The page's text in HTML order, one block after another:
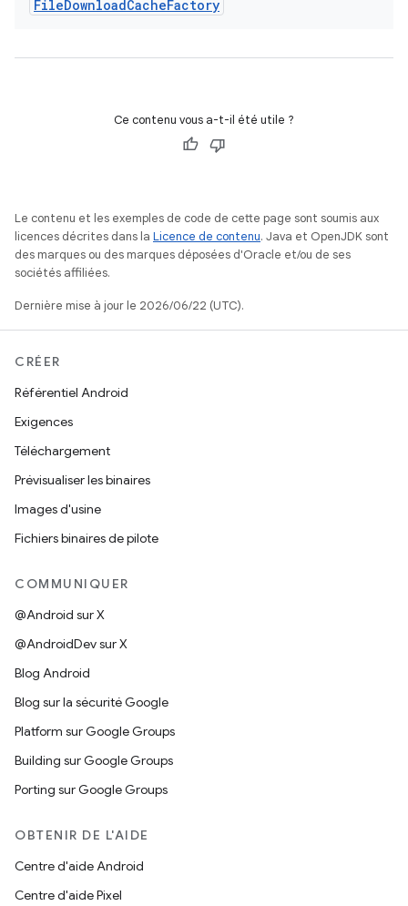
FileDownloadCacheFactory
Ce contenu vous a-t-il été utile ?
Le contenu et les exemples de code de cette page sont soumis aux
licences décrites dans la Licence de contenu. Java et OpenJDK sont
des marques ou des marques déposées d'Oracle et/ou de ses
sociétés affiliées.
Dernière mise à jour le 2026/06/22 (UTC).
CRÉER
Référentiel Android
Exigences
Téléchargement
Prévisualiser les binaires
Images d'usine
Fichiers binaires de pilote
COMMUNIQUER
@Android sur X
@AndroidDev sur X
Blog Android
Blog sur la sécurité Google
Platform sur Google Groups
Building sur Google Groups
Porting sur Google Groups
OBTENIR DE L'AIDE
Centre d'aide Android
Centre d'aide Pixel